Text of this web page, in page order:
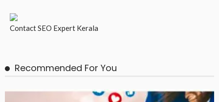
ContactSEO Expert Kerala
Recommended For You